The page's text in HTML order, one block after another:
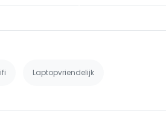
Laptopvriendelijk